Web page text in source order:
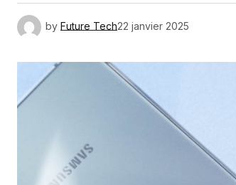
by Future Tech22 janvier 2025